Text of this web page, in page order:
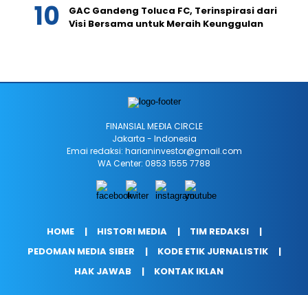
GAC Gandeng Toluca FC, Terinspirasi dari
Visi Bersama untuk Meraih Keunggulan
FINANSIAL MEÐIA CIRCLE
Jakarta - Indonesia
Emai redaksi: harianinvestor@gmail.com
WA Center: 0853 1555 7788
HOME HISTORI MEDIA
TIM REDAKSI
PEDOMAN MEDIA SIBER
KODE ETIK JURNALISTIK
HAK JAWAB
KONTAK IKLAN